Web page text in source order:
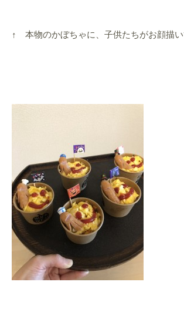
↑ 本物のかぼちゃに、子供たちがお顔描い